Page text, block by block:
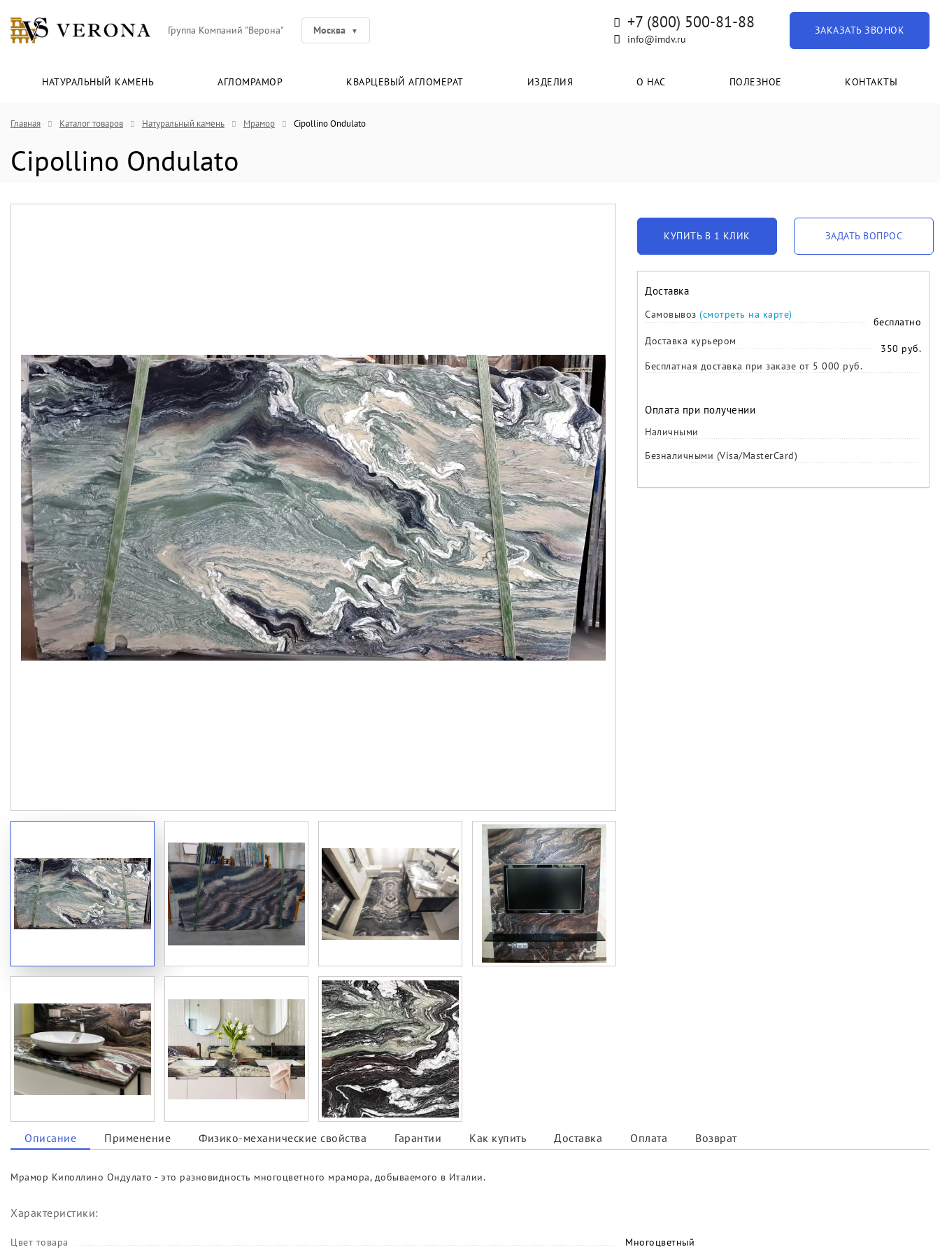
Группа Компаний "Верона" Москва +7 (800) 500-81-88
info@imdv.ru
ЗАКАЗАТЬ ЗВОНОК
НАТУРАЛЬНЫЙ КАМЕНЬ АГЛОМРАМОР КВАРЦЕВЫЙ АГЛОМЕРАТ ИЗДЕЛИЯ О НАС ПОЛЕЗНОЕ КОНТАКТЫ
Главная Каталог товаров Натуральный камень Мрамор Cipollino Ondulato
Cipollino Ondulato
КУПИТЬ В 1 КЛИК ЗАДАТЬ ВОПРОС
Доставка
Самовывоз (смотреть на карте)
бесплатно
Доставка курьером
350 руб.
Бесплатная доставка при заказе от 5 000 руб.
Оплата при получении
Наличными
Безналичными (Visa/MasterCard)
Описание Применение Физико-механические свойства Гарантии Как купить Доставка Оплата Возврат
Мрамор Киполлино Ондулато - это разновидность многоцветного мрамора, добываемого в Италии.
Характеристики:
Цвет товара Многоцветный